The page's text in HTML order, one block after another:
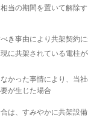
当の期間を置いて解除
き事由により共架契約
に共架されている電柱
かった事情により、当
が生じた場合
は、すみやかに共架設